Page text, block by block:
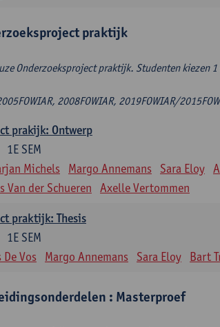
praktijk
Onderzoeksproject praktijk. Studenten kiezen
2008FOWIAR, 2019FOWIAR/
prakijk: Ontwerp
1E SEM
Michels Margo Annemans Sara Eloy
Van der Schueren
Axelle Vertommen
praktijk: Thesis
1E SEM
De Vos Margo Annemans Sara Eloy Bart
: Masterproef